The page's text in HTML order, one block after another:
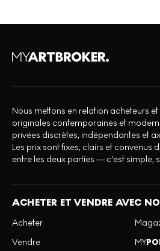
Nous mettons en relation acheteurs
originales contemporaines et
privées discrètes, indépendantes et
Les prix sont fixes, clairs et convenus
entre les deux parties — c'est simple,
ACHETER ET VENDRE AVEC
Acheter
Vendre
MY